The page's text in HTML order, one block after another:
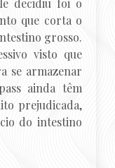
decidiu foi o
que corta o
grosso.
visto que
se armazenar
ainda têm
prejudicada,
do intestino